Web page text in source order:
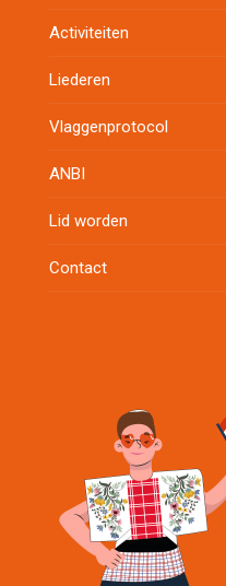
Activiteiten
Liederen
Vlaggenprotocol
ANBI
Lid worden
Contact